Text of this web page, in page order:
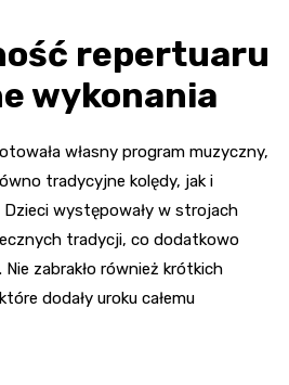
repertuaru
wykonania
własny program muzyczny,
tradycyjne kolędy, jak i
Dzieci występowały w strojach
tradycji, co dodatkowo
zabrakło również krótkich
dodały uroku całemu